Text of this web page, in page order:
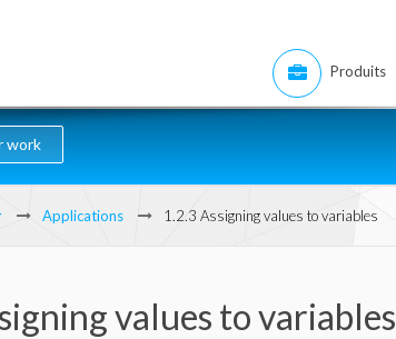
Produits
work
Applications 1.2.3 Assigning values to variables
values to variables